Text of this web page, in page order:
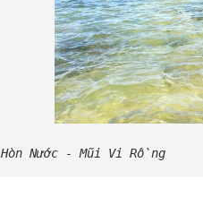
Hòn Nước - Mũi Vi Rồng